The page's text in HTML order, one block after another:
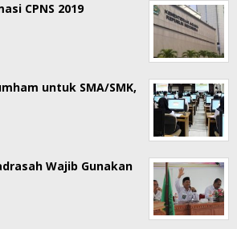
CPNS 2019
untuk SMA/SMK,
Wajib Gunakan